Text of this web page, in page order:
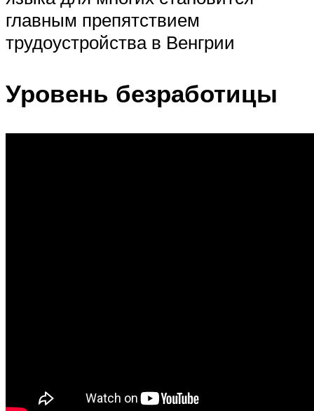
главным препятствием
трудоустройства в Венгрии
Уровень безработицы